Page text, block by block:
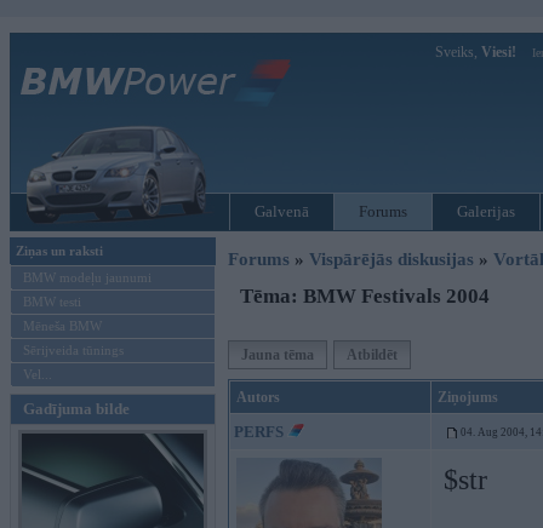
Sveiks, Viesi!
Galvenā Forums Galerijas
Ziņas un raksti
BMW modeļu jaunumi
BMW testi
Mēneša BMW
Sērijveida tūnings
Vel...
Gadījuma bilde
Forums » Vispārējās diskusijas »
Tēma: BMW Festivals 2004
Jauna tēma Atbildēt
Autors Ziņojums
PERFS 04. Aug 2004,
$str